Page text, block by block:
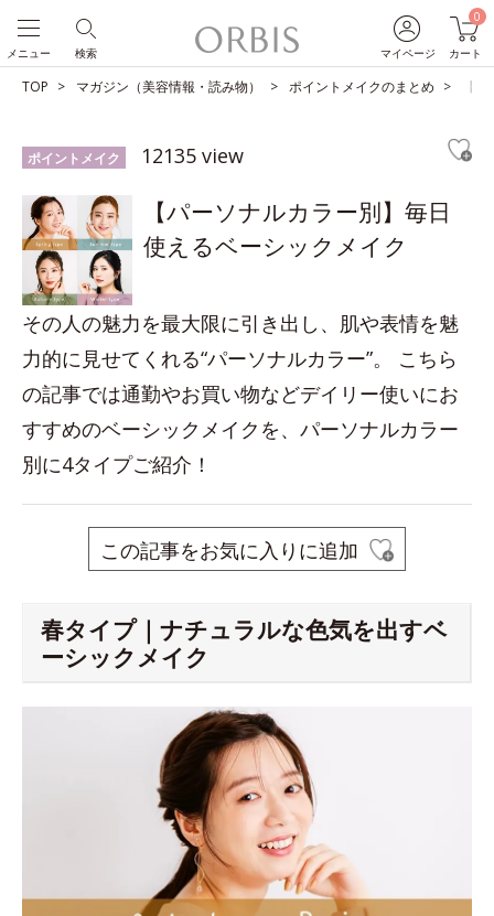
マイページ
0
カート
検索
メニュー
TOP マガジン（美容情報・読み物） ポイントメイクのまとめ 【
ポイントメイク 12135 view
【パーソナルカラー別】毎日
使えるベーシックメイク
その人の魅力を最大限に引き出し、肌や表情を魅
力的に見せてくれる“パーソナルカラー”。 こちら
の記事では通勤やお買い物などデイリー使いにお
すすめのベーシックメイクを、パーソナルカラー
別に4タイプご紹介！
この記事をお気に入りに追加
春タイプ｜ナチュラルな色気を出すベ
ーシックメイク